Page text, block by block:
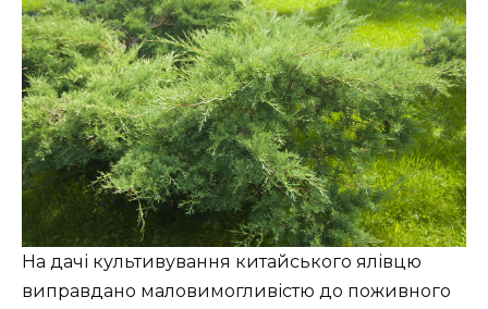
На дачі культивування китайського ялівцю
виправдано маловимогливістю до поживного